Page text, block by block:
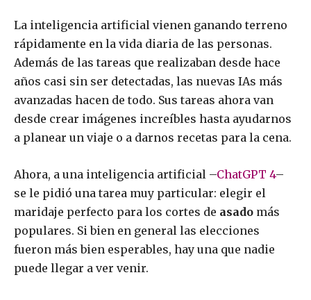
La inteligencia artificial vienen ganando terreno
rápidamente en la vida diaria de las personas.
Además de las tareas que realizaban desde hace
años casi sin ser detectadas, las nuevas IAs más
avanzadas hacen de todo. Sus tareas ahora van
desde crear imágenes increíbles hasta ayudarnos
a planear un viaje o a darnos recetas para la cena.
Ahora, a una inteligencia artificial –ChatGPT 4–
se le pidió una tarea muy particular: elegir el
maridaje perfecto para los cortes de asado más
populares. Si bien en general las elecciones
fueron más bien esperables, hay una que nadie
puede llegar a ver venir.